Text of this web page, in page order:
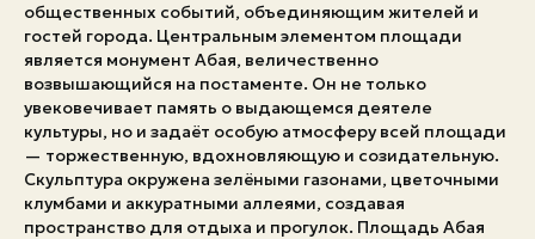
общественных событий, объединяющим жителей и
гостей города. Центральным элементом площади
является монумент Абая, величественно
возвышающийся на постаменте. Он не только
увековечивает память о выдающемся деятеле
культуры, но и задаёт особую атмосферу всей площади
— торжественную, вдохновляющую и созидательную.
Скульптура окружена зелёными газонами, цветочными
клумбами и аккуратными аллеями, создавая
пространство для отдыха и прогулок. Площадь Абая
Мероприятия
Экстренные номера